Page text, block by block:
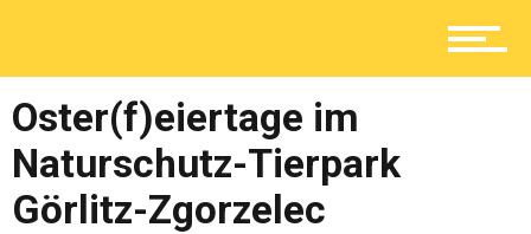
Ratgeber
Service
Oster(f)eiertage im
Naturschutz-Tierpark
Görlitz-Zgorzelec